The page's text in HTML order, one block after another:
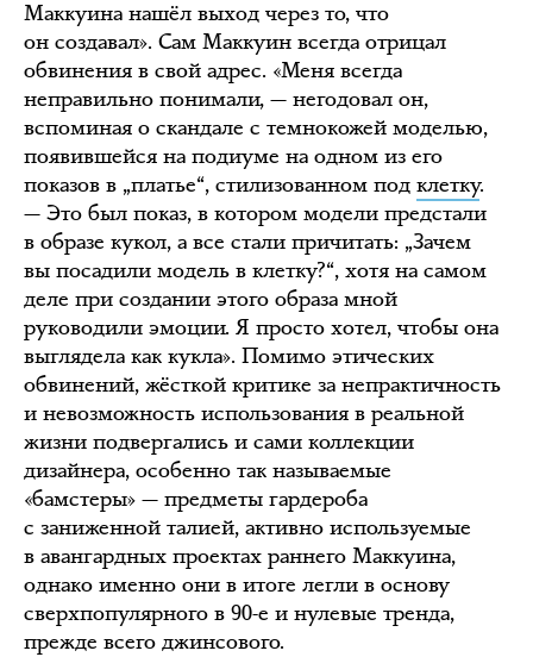
Маккуина нашёл выход через то, что
он создавал». Сам Маккуин всегда отрицал
обвинения в свой адрес. «Меня всегда
неправильно понимали, — негодовал он,
вспоминая о скандале с темнокожей моделью,
появившейся на подиуме на одном из его
показов в „платье“, стилизованном под клетку.
— Это был показ, в котором модели предстали
в образе кукол, а все стали причитать: „Зачем
вы посадили модель в клетку?“, хотя на самом
деле при создании этого образа мной
руководили эмоции. Я просто хотел, чтобы она
выглядела как кукла». Помимо этических
обвинений, жёсткой критике за непрактичность
и невозможность использования в реальной
жизни подвергались и сами коллекции
дизайнера, особенно так называемые
«бамстеры» — предметы гардероба
с заниженной талией, активно используемые
в авангардных проектах раннего Маккуина,
однако именно они в итоге легли в основу
сверхпопулярного в 90-е и нулевые тренда,
прежде всего джинсового.